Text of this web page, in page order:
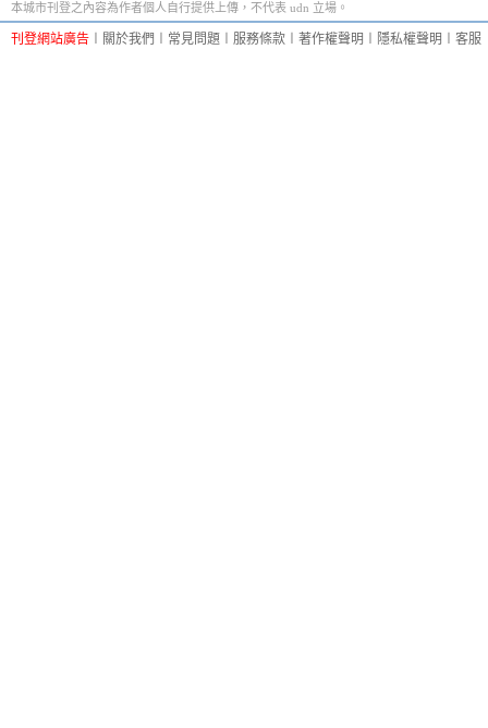
本城市刊登之內容為作者個人自行提供上傳，不代表 udn 立場。
刊登網站廣告 關於我們 常見問題 服務條款 著作權聲明 隱私權聲明 客服